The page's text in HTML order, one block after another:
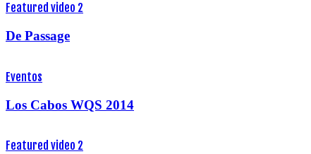
Featured video 2
De Passage
Eventos
Los Cabos WQS 2014
Featured video 2